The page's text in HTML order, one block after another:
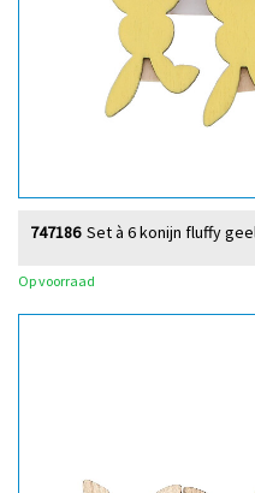
Set à 6 konijn fluffy
747186
Op voorraad